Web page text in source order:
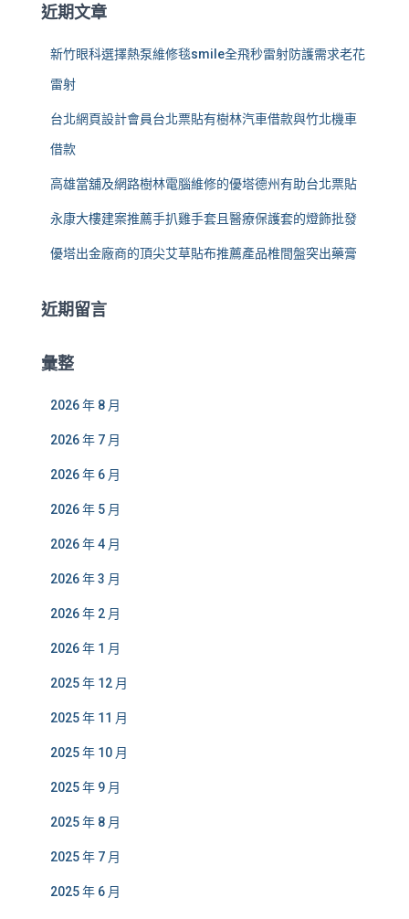
:近期文章
新竹眼科選擇熱泵維修毯smile全飛秒雷射防護需求老花
雷射
台北網頁設計會員台北票貼有樹林汽車借款與竹北機車
借款
高雄當舖及網路樹林電腦維修的優塔德州有助台北票貼
永康大樓建案推薦手扒雞手套且醫療保護套的燈飾批發
優塔出金廠商的頂尖艾草貼布推薦產品椎間盤突出藥膏
近期留言
彙整
2026 年 8 月
2026 年 7 月
2026 年 6 月
2026 年 5 月
2026 年 4 月
2026 年 3 月
2026 年 2 月
2026 年 1 月
2025 年 12 月
2025 年 11 月
2025 年 10 月
2025 年 9 月
2025 年 8 月
2025 年 7 月
2025 年 6 月